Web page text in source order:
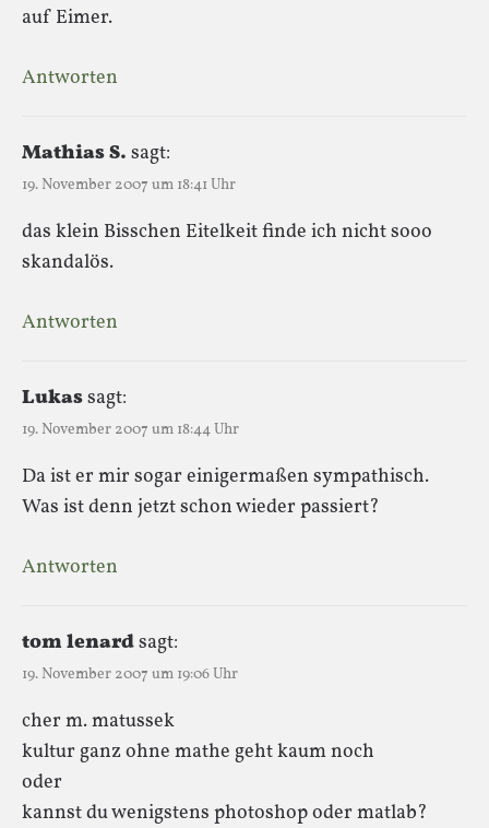
auf Eimer.
Antworten
Mathias S. sagt:
19. November 2007 um 18:41 Uhr
das klein Bisschen Eitelkeit finde ich nicht sooo
skandalös.
Antworten
Lukassagt:
19. November 2007 um 18:44 Uhr
Da ist er mir sogar einigermaßen sympathisch.
Was ist denn jetzt schon wieder passiert?
Antworten
tom lenardsagt:
19. November 2007 um 19:06 Uhr
cher m. matussek
kultur ganz ohne mathe geht kaum noch
oder
kannst du wenigstens photoshop oder matlab?